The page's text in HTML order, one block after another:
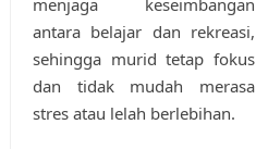
menjaga keseimbangan
antara belajar dan rekreasi,
sehingga murid tetap fokus
dan tidak mudah merasa
stres atau lelah berlebihan.